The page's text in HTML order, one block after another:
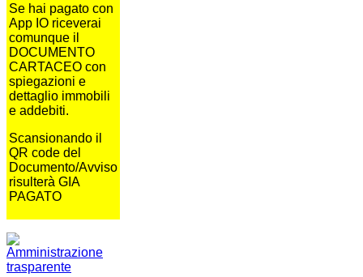
Se hai pagato con
App IO riceverai
comunque il
DOCUMENTO
CARTACEO con
spiegazioni e
dettaglio immobili
e addebiti.
Scansionando il
QR code del
Documento/Avviso
risulterà GIA
PAGATO